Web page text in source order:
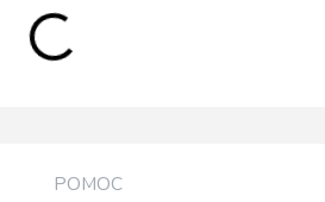
POMOC